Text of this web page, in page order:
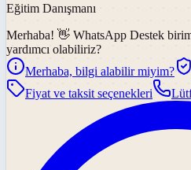
Eğitim Danışmanı
Merhaba! 👋 WhatsApp Destek
yardımcı olabiliriz?
Merhaba, bilgi alabilir miyim?
Fiyat ve taksit seçenekleri